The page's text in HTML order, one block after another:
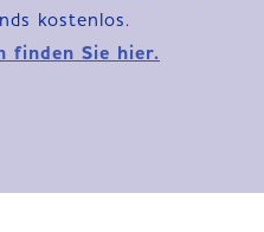
finden Sie hier.